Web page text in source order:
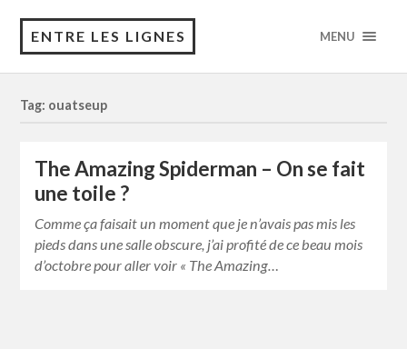
ENTRE LES LIGNES MENU
Tag: ouatseup
The Amazing Spiderman – On se fait
une toile ?
Comme ça faisait un moment que je n’avais pas mis les
pieds dans une salle obscure, j’ai profité de ce beau mois
d’octobre pour aller voir « The Amazing…